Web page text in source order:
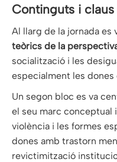
Continguts i
Al llarg de la jornada es
teòrics de la
socialització i les
especialment les
Un segon bloc es va
el seu marc conceptual
violència i les formes
dones amb trastorn
revictimització